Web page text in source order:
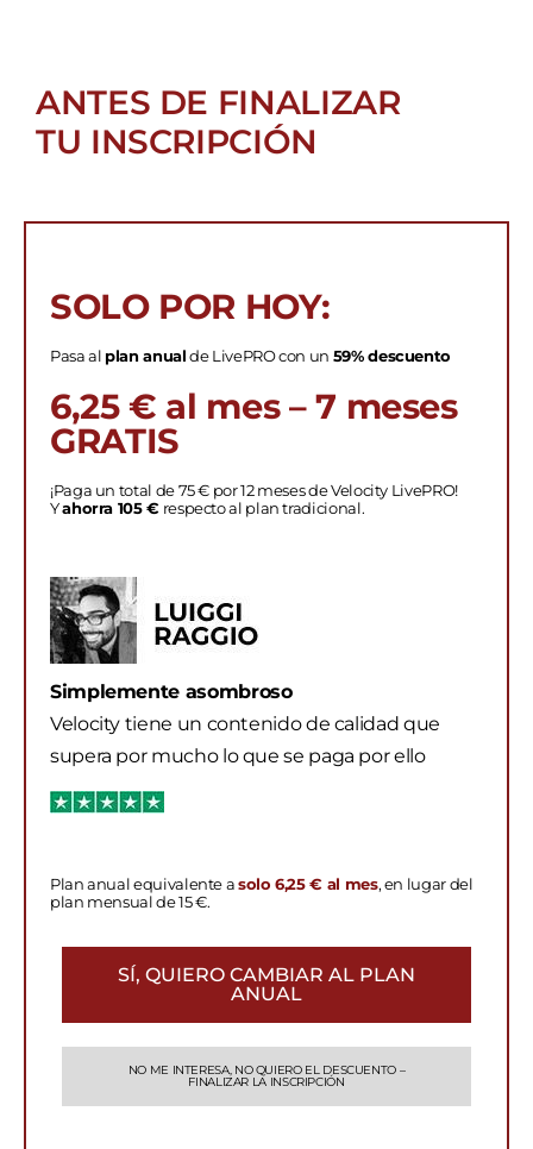
ANTES DE FINALIZAR
TU INSCRIPCIÓN
SOLO POR HOY:
Pasa al plan anualde LivePRO con un 59% descuento
6,25 € al mes – 7 meses
GRATIS
¡Paga un total de 75 € por 12 meses de Velocity LivePRO!
Yahorra 105 €respecto al plan tradicional.
Simplemente asombroso
Velocity tiene un contenido de calidad que
supera por mucho lo que se paga por ello
Plan anual equivalente asolo 6,25 € al mes, en lugar del
plan mensual de 15 €.
SÍ, QUIERO CAMBIAR AL PLAN
ANUAL
NO ME INTERESA, NO QUIERO EL DESCUENTO –
FINALIZAR LA INSCRIPCIÓN